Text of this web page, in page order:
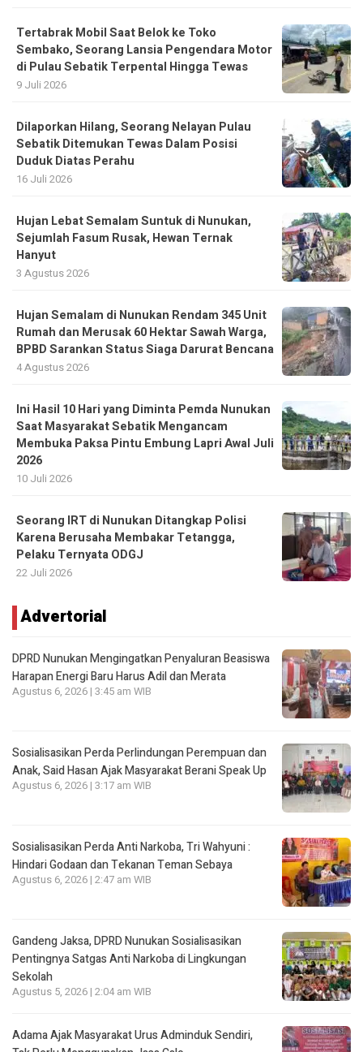
Tertabrak Mobil Saat Belok ke Toko
Sembako, Seorang Lansia Pengendara Motor
di Pulau Sebatik Terpental Hingga Tewas
9 Juli 2026
Dilaporkan Hilang, Seorang Nelayan Pulau
Sebatik Ditemukan Tewas Dalam Posisi
Duduk Diatas Perahu
16 Juli 2026
Hujan Lebat Semalam Suntuk di Nunukan,
Sejumlah Fasum Rusak, Hewan Ternak
Hanyut
3 Agustus 2026
Hujan Semalam di Nunukan Rendam 345 Unit
Rumah dan Merusak 60 Hektar Sawah Warga,
BPBD Sarankan Status Siaga Darurat Bencana
4 Agustus 2026
Ini Hasil 10 Hari yang Diminta Pemda Nunukan
Saat Masyarakat Sebatik Mengancam
Membuka Paksa Pintu Embung Lapri Awal Juli
2026
10 Juli 2026
Seorang IRT di Nunukan Ditangkap Polisi
Karena Berusaha Membakar Tetangga,
Pelaku Ternyata ODGJ
22 Juli 2026
Advertorial
DPRD Nunukan Mengingatkan Penyaluran Beasiswa
Harapan Energi Baru Harus Adil dan Merata
Agustus 6, 2026 | 3:45 am WIB
Sosialisasikan Perda Perlindungan Perempuan dan
Anak, Said Hasan Ajak Masyarakat Berani Speak Up
Agustus 6, 2026 | 3:17 am WIB
Sosialisasikan Perda Anti Narkoba, Tri Wahyuni :
Hindari Godaan dan Tekanan Teman Sebaya
Agustus 6, 2026 | 2:47 am WIB
Gandeng Jaksa, DPRD Nunukan Sosialisasikan
Pentingnya Satgas Anti Narkoba di Lingkungan
Sekolah
Agustus 5, 2026 | 2:04 am WIB
Adama Ajak Masyarakat Urus Adminduk Sendiri,